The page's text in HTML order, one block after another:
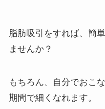
脂肪吸引をすれば、簡
ませんか？
もちろん、自分でおこ
期間で細くなれます。